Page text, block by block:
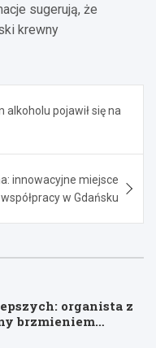
sugerują, że
krewny
pojawił się na
innowacyjne miejsce
współpracy w Gdańsku
organista z
brzmieniem